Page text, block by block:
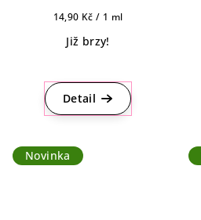
Měrná
14,90 Kč / 1 ml
Již brzy!
Detail
Novinka